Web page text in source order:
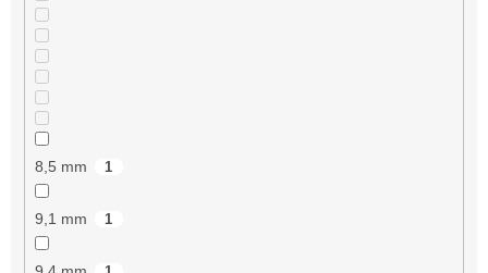
8,5 mm 1
9,1 mm 1